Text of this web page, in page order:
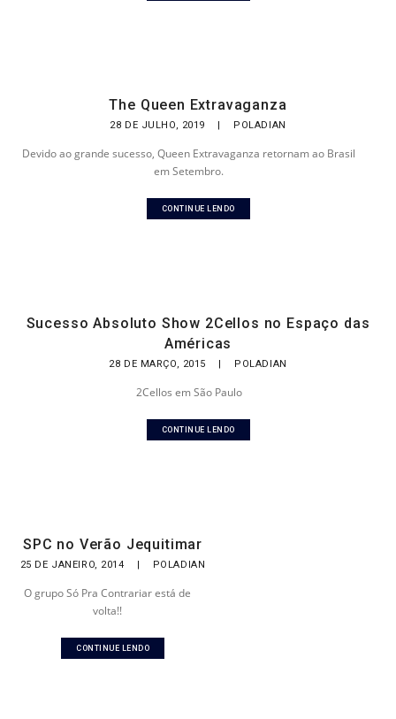
The Queen Extravaganza
28 DE JULHO, 2019 | POLADIAN
Devido ao grande sucesso, Queen Extravaganza retornam ao Brasil
em Setembro.
CONTINUE LENDO
Sucesso Absoluto Show 2Cellos no Espaço das
Américas
28 DE MARÇO, 2015 | POLADIAN
2Cellos em São Paulo
CONTINUE LENDO
SPC no Verão Jequitimar
25 DE JANEIRO, 2014 | POLADIAN
O grupo Só Pra Contrariar está de
volta!!
CONTINUE LENDO